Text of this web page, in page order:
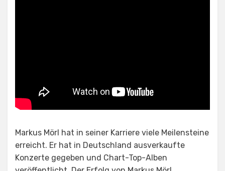
Markus Mörl hat in seiner Karriere viele Meilensteine
erreicht. Er hat in Deutschland ausverkaufte
Konzerte gegeben und Chart-Top-Alben